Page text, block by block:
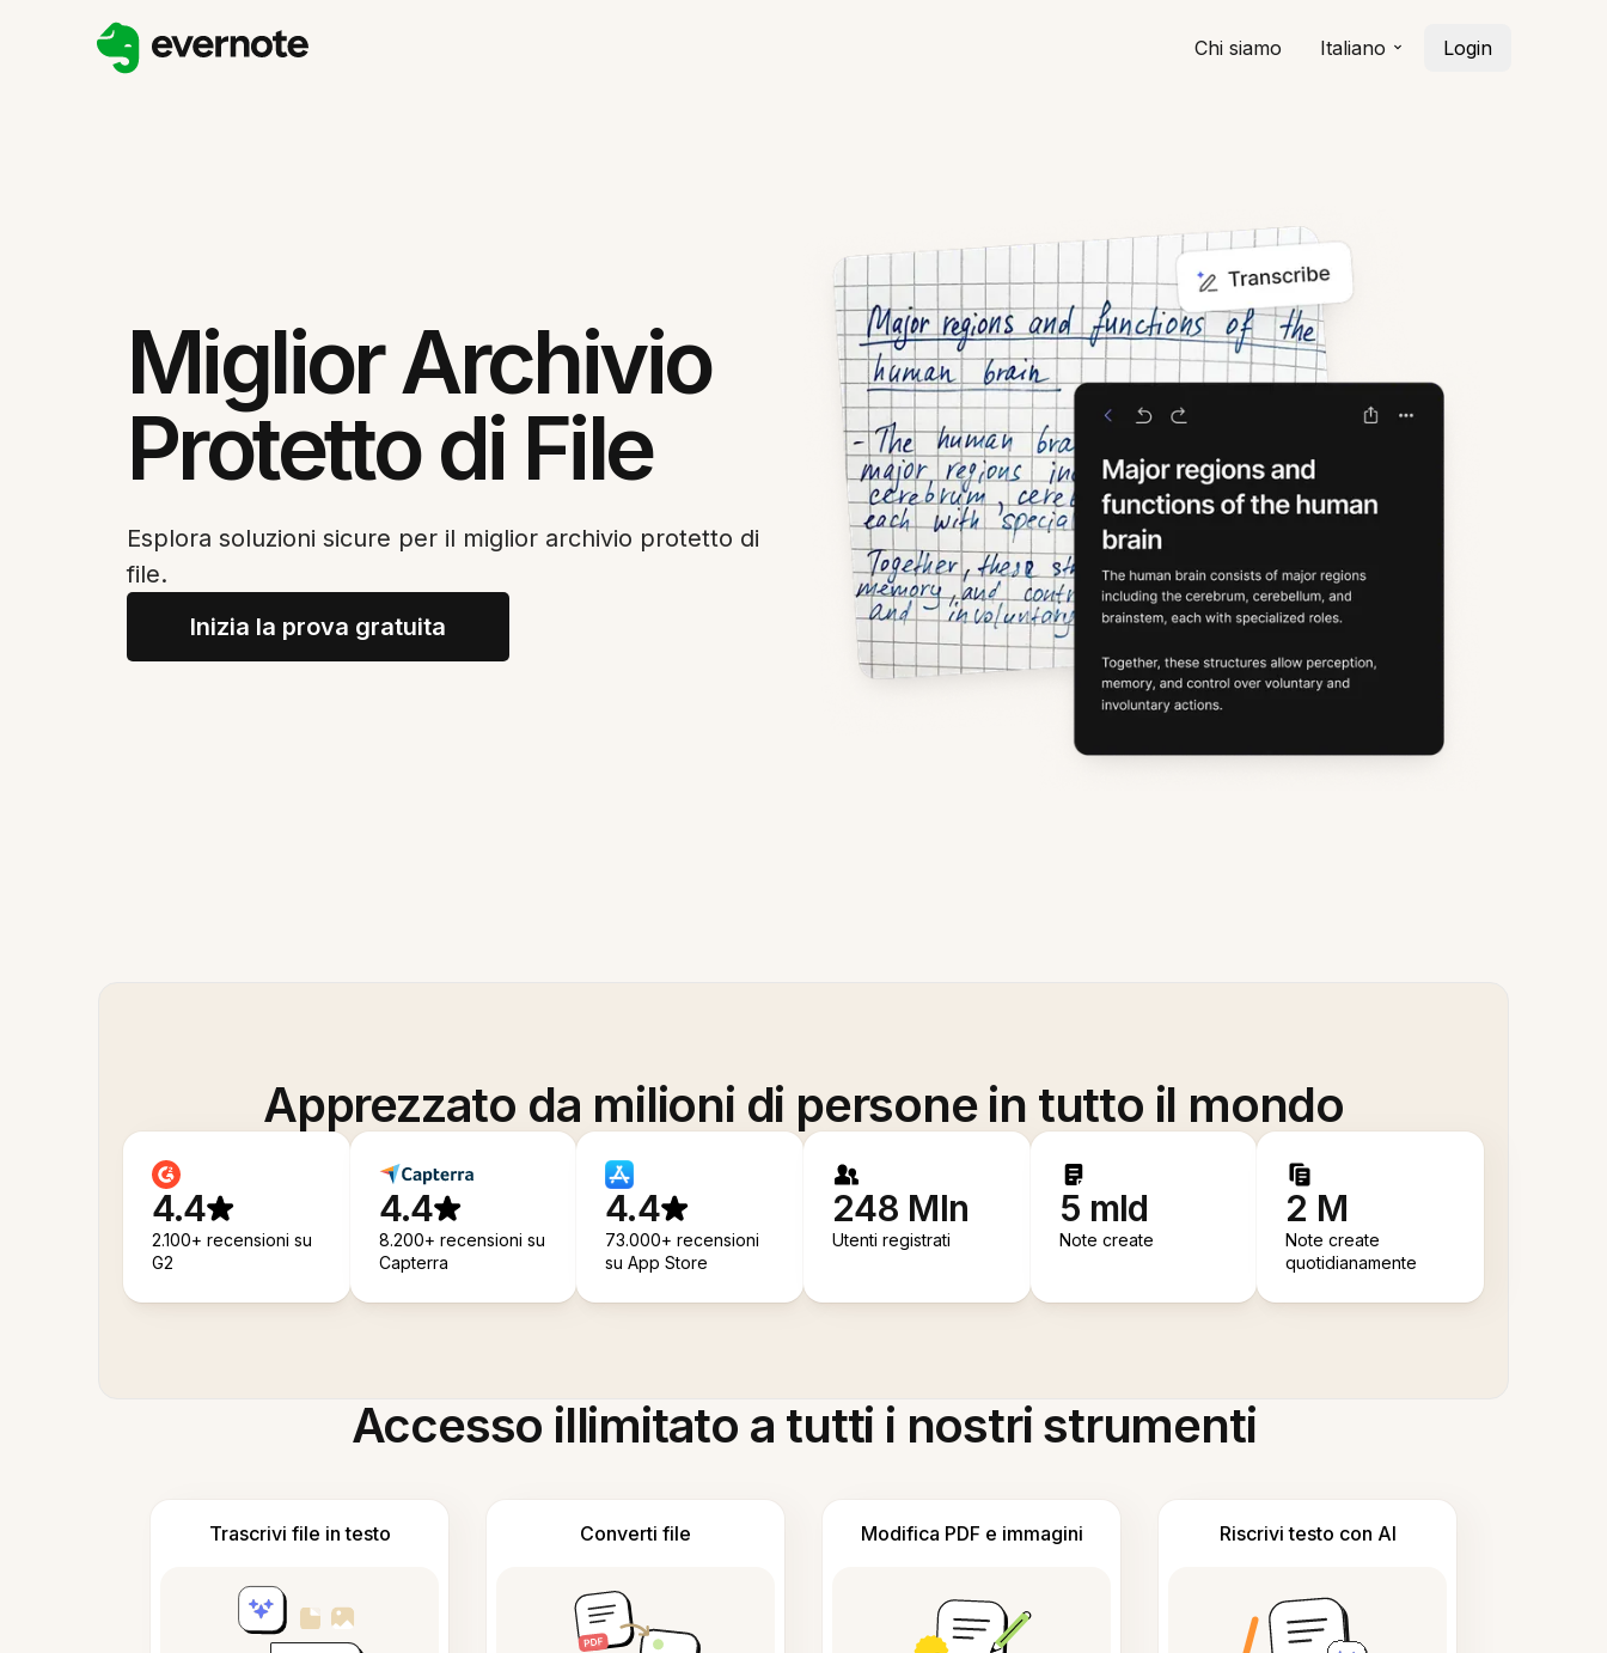
Chi siamo Italiano Login
Miglior Archivio
Protetto di File
Esplora soluzioni sicure per il miglior archivio protetto di
file.
Inizia la prova gratuita
Apprezzato da milioni di persone in tutto il mondo
4.4
2.100+ recensioni su
G2
4.4
8.200+ recensioni su
Capterra
4.4
73.000+ recensioni
su App Store
248 Mln
Utenti registrati
5 mld
Note create
2 M
Note create
quotidianamente
Accesso illimitato a tutti i nostri strumenti
Trascrivi file in testo Converti file Modifica PDF e immagini Riscrivi testo con AI